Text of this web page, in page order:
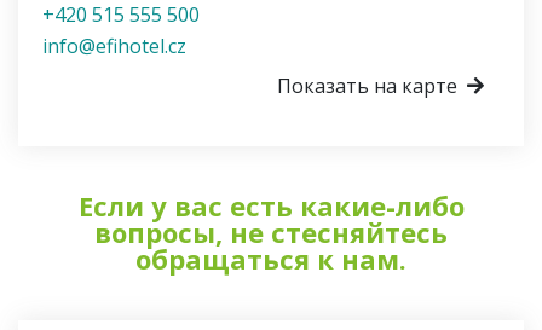
+420 515 555 500
info@efihotel.cz
Показать на карте
Если у вас есть какие-либо
вопросы, не стесняйтесь
обращаться к нам.